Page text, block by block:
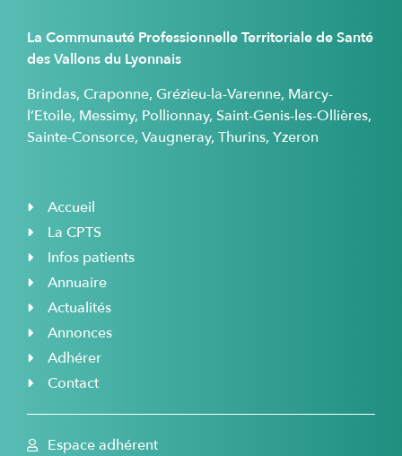
La Communauté Professionnelle Territoriale de Santé
des Vallons du Lyonnais
Brindas, Craponne, Grézieu-la-Varenne, Marcy-
l’Etoile, Messimy, Pollionnay, Saint-Genis-les-Ollières,
Sainte-Consorce, Vaugneray, Thurins, Yzeron
Accueil
La CPTS
Infos patients
Annuaire
Actualités
Annonces
Adhérer
Contact
Espace adhérent